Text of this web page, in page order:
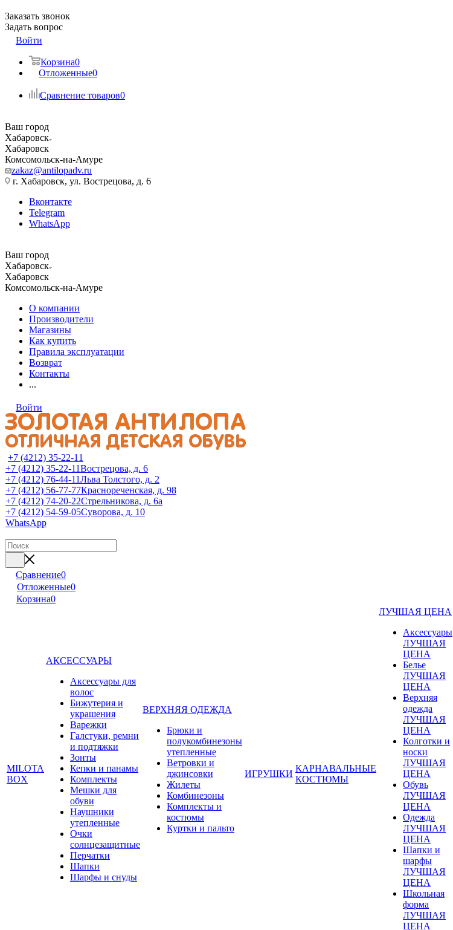
Заказать звонок
Задать вопрос
Войти
Корзина0
Отложенные0
Сравнение товаров0
Ваш город
Хабаровск
Хабаровск
Комсомольск-на-Амуре
zakaz@antilopadv.ru
г. Хабаровск, ул. Вострецова, д. 6
Вконтакте
Telegram
WhatsApp
Ваш город
Хабаровск
Хабаровск
Комсомольск-на-Амуре
О компании
Производители
Магазины
Как купить
Правила эксплуатации
Возврат
Контакты
...
Войти
+7 (4212) 35-22-11
+7 (4212) 35-22-11Вострецова, д. 6
+7 (4212) 76-44-11Льва Толстого, д. 2
+7 (4212) 56-77-77Краснореченская, д. 98
+7 (4212) 74-20-22Стрельникова, д. 6а
+7 (4212) 54-59-05Суворова, д. 10
WhatsApp
Сравнение0
Отложенные0
Корзина0
MILOTA
BOX
АКСЕССУАРЫ
Аксессуары для
волос
Бижутерия и
украшения
Варежки
Галстуки, ремни
и подтяжки
Зонты
Кепки и панамы
Комплекты
Мешки для
обуви
Наушники
утепленные
Очки
солнцезащитные
Перчатки
Шапки
Шарфы и снуды
ВЕРХНЯЯ ОДЕЖДА
Брюки и
полукомбинезоны
утепленные
Ветровки и
джинсовки
Жилеты
Комбинезоны
Комплекты и
костюмы
Куртки и пальто
ИГРУШКИ
КАРНАВАЛЬНЫЕ
КОСТЮМЫ
ЛУЧШАЯ ЦЕНА
Аксессуары
ЛУЧШАЯ
ЦЕНА
Белье
ЛУЧШАЯ
ЦЕНА
Верхняя
одежда
ЛУЧШАЯ
ЦЕНА
Колготки и
носки
ЛУЧШАЯ
ЦЕНА
Обувь
ЛУЧШАЯ
ЦЕНА
Одежда
ЛУЧШАЯ
ЦЕНА
Шапки и
шарфы
ЛУЧШАЯ
ЦЕНА
Школьная
форма
ЛУЧШАЯ
ЦЕНА